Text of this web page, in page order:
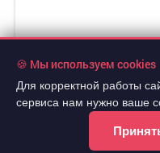
🍪 Мы используем cookies
Для корректной работы
сервиса нам нужно ваше